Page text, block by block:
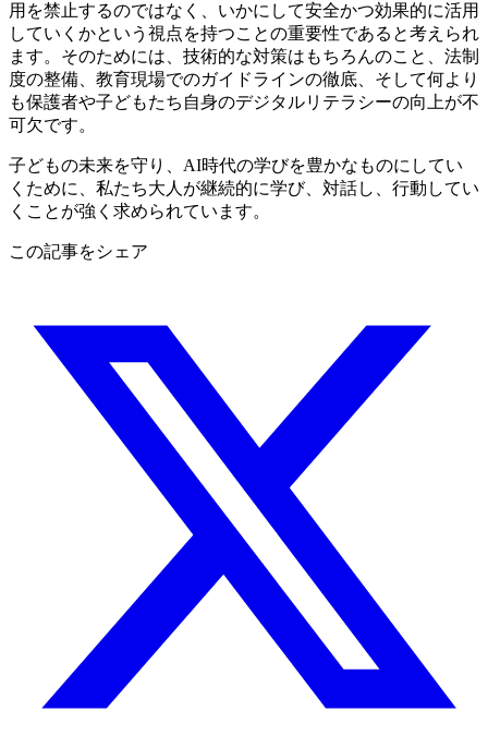
用を禁止するのではなく、いかにして安全かつ効果的に活用
していくかという視点を持つことの重要性であると考えられ
ます。そのためには、技術的な対策はもちろんのこと、法制
度の整備、教育現場でのガイドラインの徹底、そして何より
も保護者や子どもたち自身のデジタルリテラシーの向上が不
可欠です。
子どもの未来を守り、AI時代の学びを豊かなものにしてい
くために、私たち大人が継続的に学び、対話し、行動してい
くことが強く求められています。
この記事をシェア